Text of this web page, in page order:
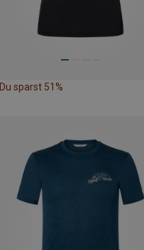
Du sparst 51%